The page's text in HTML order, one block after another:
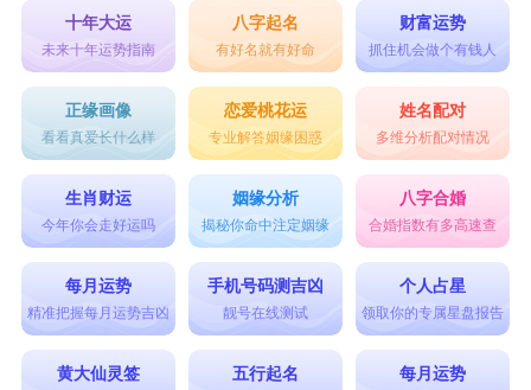
十年大运
未来十年运势指南
八字起名
有好名就有好命
财富运势
抓住机会做个有钱人
正缘画像
看看真爱长什么样
恋爱桃花运
专业解答姻缘困惑
姓名配对
多维分析配对情况
生肖财运
今年你会走好运吗
姻缘分析
揭秘你命中注定姻缘
八字合婚
合婚指数有多高速查
每月运势
精准把握每月运势吉凶
手机号码测吉凶
靓号在线测试
个人占星
领取你的专属星盘报告
黄大仙灵签 五行起名 每月运势